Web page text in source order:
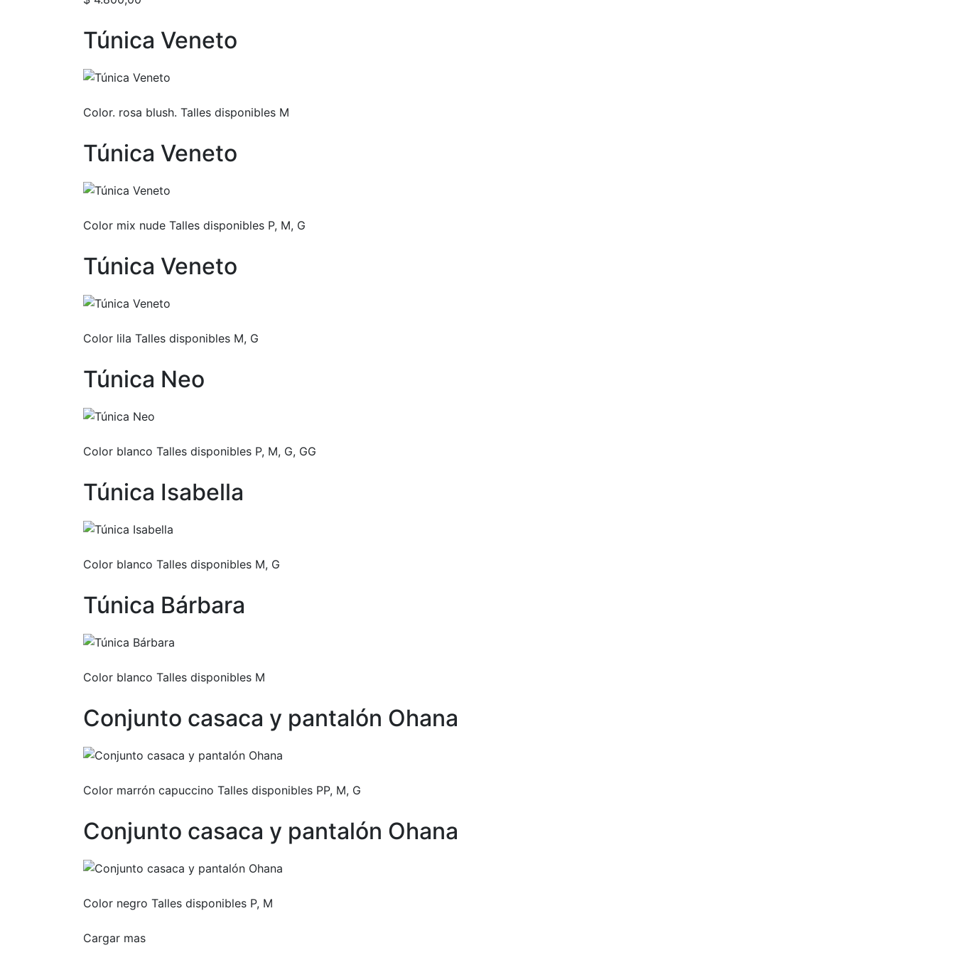
Túnica Veneto
Color. rosa blush. Talles disponibles M
Túnica Veneto
Color mix nude Talles disponibles P, M, G
Túnica Veneto
Color lila Talles disponibles M, G
Túnica Neo
Color blanco Talles disponibles P, M, G, GG
Túnica Isabella
Color blanco Talles disponibles M, G
Túnica Bárbara
Color blanco Talles disponibles M
Conjunto casaca y pantalón Ohana
Color marrón capuccino Talles disponibles PP, M, G
Conjunto casaca y pantalón Ohana
Color negro Talles disponibles P, M
Cargar mas